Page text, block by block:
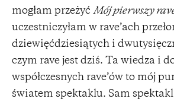
mogłam przeżyć Mój pierwszy
uczestniczyłam w rave’ach
dziewięćdziesiątych i
czym rave jest dziś. Ta wiedza i
współczesnych rave’ów to mój
światem spektaklu. Sam